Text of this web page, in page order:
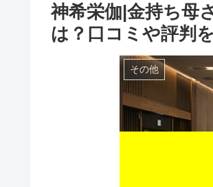
神希栄伽|金持ち母
は？口コミや評判
その他